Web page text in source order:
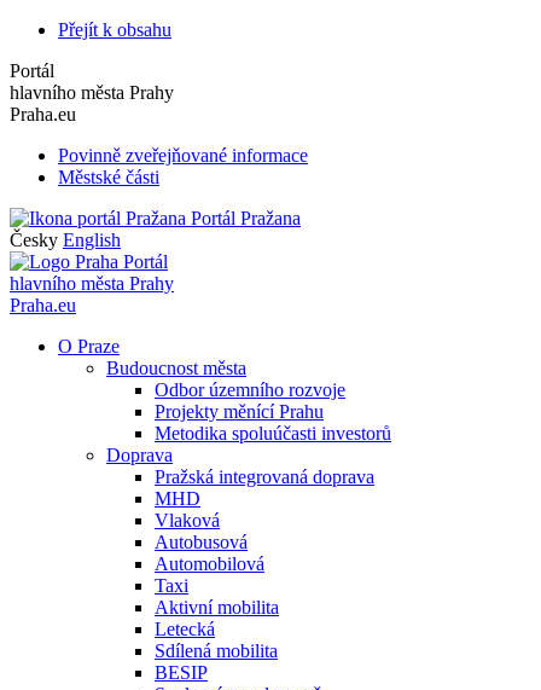
Přejít k obsahu
Portál
hlavního města Prahy
Praha.eu
Povinně zveřejňované informace
Městské části
Portál Pražana
Česky English
Portál
hlavního města Prahy
Praha.eu
O Praze
Budoucnost města
Odbor územního rozvoje
Projekty měnící Prahu
Metodika spoluúčasti investorů
Doprava
Pražská integrovaná doprava
MHD
Vlaková
Autobusová
Automobilová
Taxi
Aktivní mobilita
Letecká
Sdílená mobilita
BESIP